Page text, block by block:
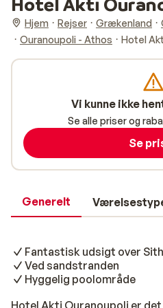
Hjem Rejser Grækenland
Ouranoupoli - Athos
Hotel
Generelt
Fantastisk udsigt over
Ved sandstranden
Hyggelig poolområde
Hotel Akti Ouranoupoli er
Vi kunne ikke
Se alle priser og
Se